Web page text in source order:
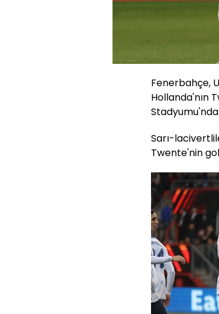
Fenerbahçe,
Hollanda'nın
Sarı-
Twente'nin